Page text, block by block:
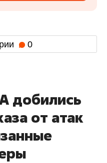
0
добились
от атак